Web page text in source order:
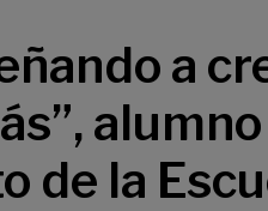
a
de la